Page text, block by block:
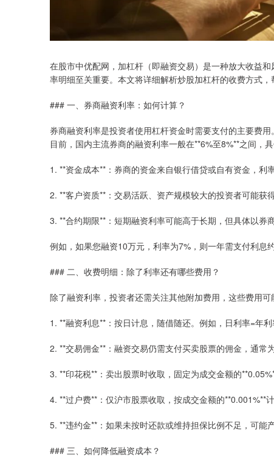
在股市中优配网，加杠杆（即融资交易）是一种放大收益
率明细至关重要。本文将详细解析炒股加杠杆的收费方式，
### 一、券商融资利率：如何计算？
券商融资利率是投资者使用杠杆资金时需要支付的主要费
目前，国内主流券商的融资利率一般在**6%至8%**之间，
1. **资金成本**：券商的资金来自银行借贷或自有资金，利
2. **客户资质**：交易活跃、资产规模较大的投资者可能获
3. **合约期限**：短期融资利率可能高于长期，但具体以券商
例如，如果您融资10万元，利率为7%，则一年需支付利息
### 二、收费明细：除了利率还有哪些费用？
除了融资利率，投资者还需关注其他附加费用，这些费用可
1. **融资利息**：按日计息，随借随还。例如，日利率=年
2. **交易佣金**：融资交易仍需支付买卖股票的佣金，通常
3. **印花税**：卖出股票时收取，固定为成交金额的
4. **过户费**：仅沪市股票收取，按成交金额的**0.001%**计
5. **违约金**：如果未按时还款或维持担保比例不足，可能
### 三、如何降低融资成本？